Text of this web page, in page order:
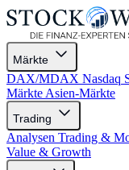
Märkte
DAX/MDAX Nasdaq
Märkte Asien-Märkte
Trading
Analysen Trading &
Value & Growth